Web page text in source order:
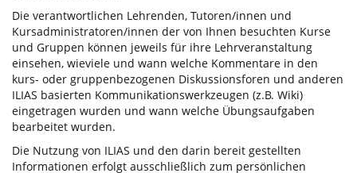
Die verantwortlichen Lehrenden, Tutoren/innen und
Kursadministratoren/innen der von Ihnen besuchten Kurse
und Gruppen können jeweils für ihre Lehrveranstaltung
einsehen, wieviele und wann welche Kommentare in den
kurs- oder gruppenbezogenen Diskussionsforen und anderen
ILIAS basierten Kommunikationswerkzeugen (z.B. Wiki)
eingetragen wurden und wann welche Übungsaufgaben
bearbeitet wurden.
Die Nutzung von ILIAS und den darin bereit gestellten
Informationen erfolgt ausschließlich zum persönlichen